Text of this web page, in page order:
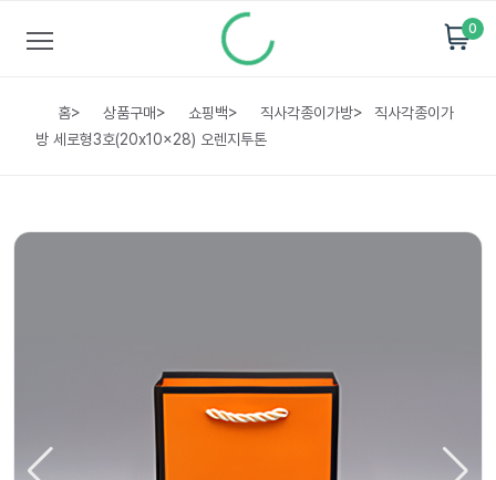
0
홈> 상품구매> 쇼핑백> 직사각종이가방>
직사각종이가
방 세로형3호(20x10x28) 오렌지투톤